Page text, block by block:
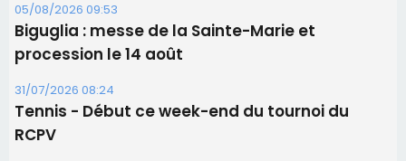
05/08/2026 09:53
Biguglia : messe de la Sainte-Marie et
procession le 14 août
31/07/2026 08:24
Tennis - Début ce week-end du tournoi du
RCPV